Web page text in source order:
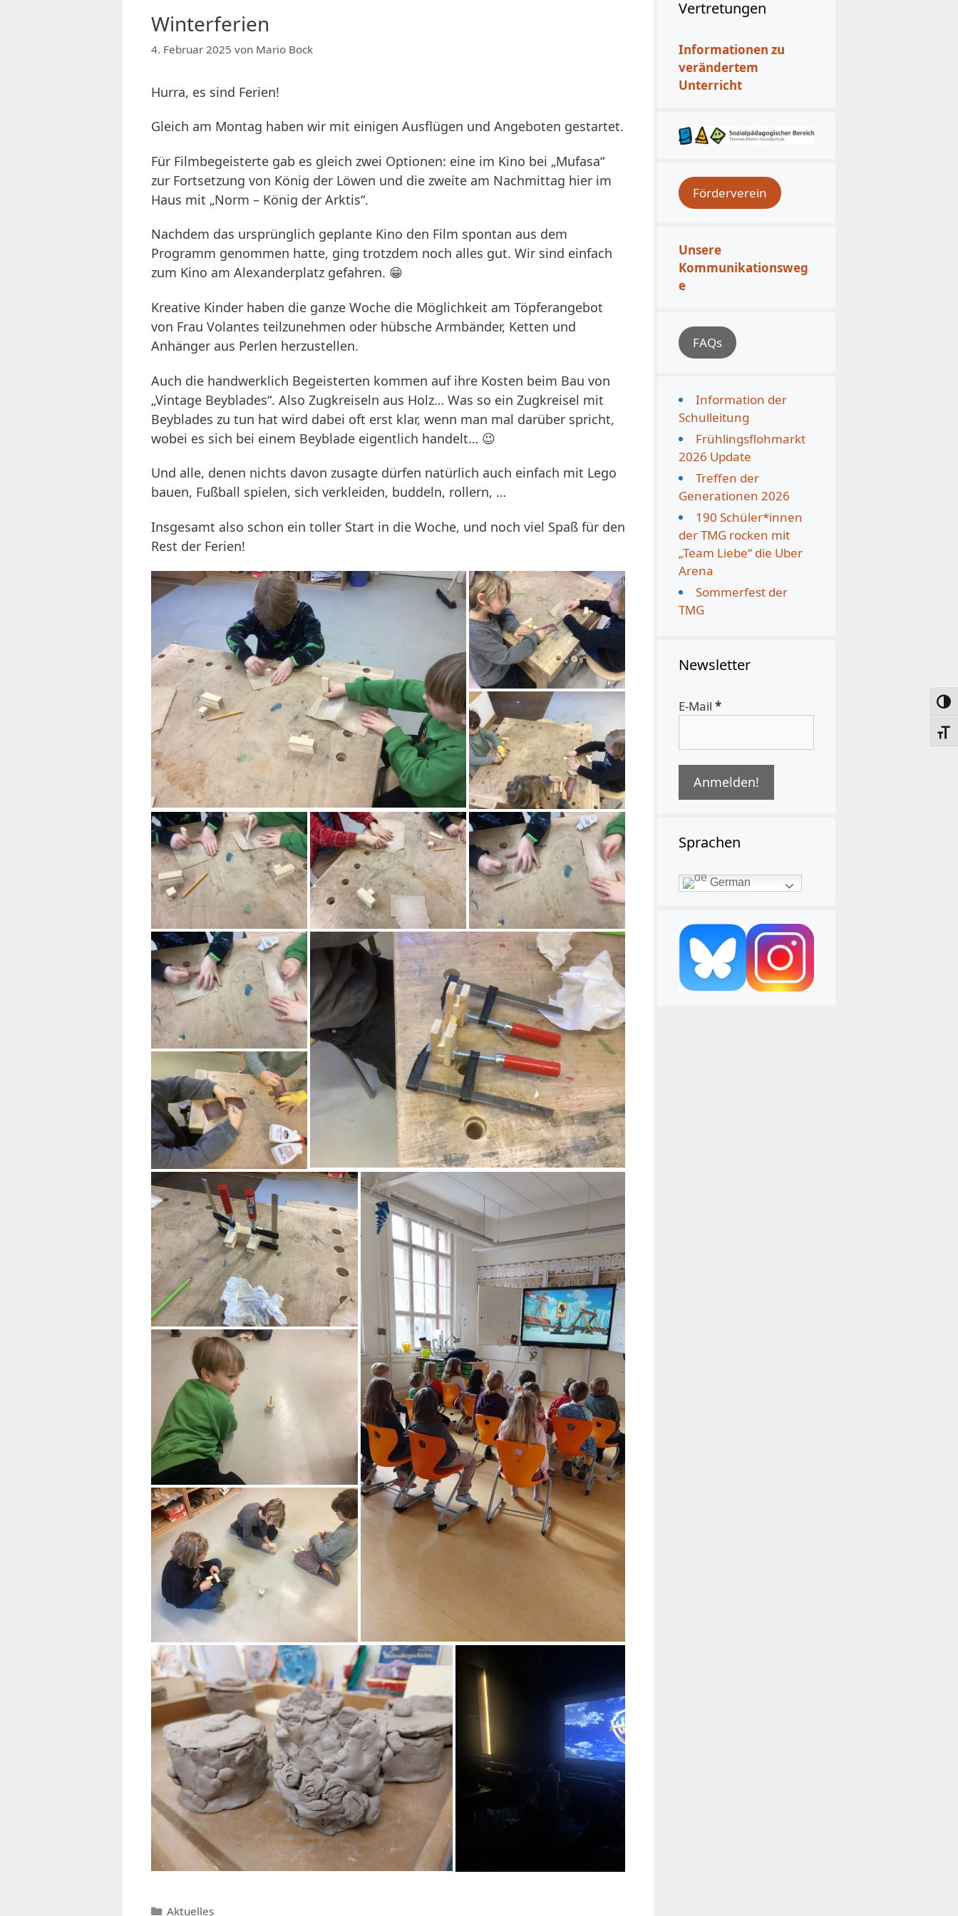
Winterferien
4. Februar 2025 von Mario Bock
Hurra, es sind Ferien!
Gleich am Montag haben wir mit einigen Ausflügen und Angeboten gestartet.
Für Filmbegeisterte gab es gleich zwei Optionen: eine im Kino bei „Mufasa“
zur Fortsetzung von König der Löwen und die zweite am Nachmittag hier im
Haus mit „Norm – König der Arktis“.
Nachdem das ursprünglich geplante Kino den Film spontan aus dem
Programm genommen hatte, ging trotzdem noch alles gut. Wir sind einfach
zum Kino am Alexanderplatz gefahren. 😁
Kreative Kinder haben die ganze Woche die Möglichkeit am Töpferangebot
von Frau Volantes teilzunehmen oder hübsche Armbänder, Ketten und
Anhänger aus Perlen herzustellen.
Auch die handwerklich Begeisterten kommen auf ihre Kosten beim Bau von
„Vintage Beyblades“. Also Zugkreiseln aus Holz… Was so ein Zugkreisel mit
Beyblades zu tun hat wird dabei oft erst klar, wenn man mal darüber spricht,
wobei es sich bei einem Beyblade eigentlich handelt… 😉
Und alle, denen nichts davon zusagte dürfen natürlich auch einfach mit Lego
bauen, Fußball spielen, sich verkleiden, buddeln, rollern, …
Insgesamt also schon ein toller Start in die Woche, und noch viel Spaß für den
Rest der Ferien!
Kategorien
Aktuelles
Vertretungen
Informationen zu
verändertem
Unterricht
Förderverein
Unsere
Kommunikationsweg
e
FAQs
Information der
Schulleitung
Frühlingsflohmarkt
2026 Update
Treffen der
Generationen 2026
190 Schüler*innen
der TMG rocken mit
„Team Liebe“ die Uber
Arena
Sommerfest der
TMG
Newsletter
E-Mail *
Sprachen
German